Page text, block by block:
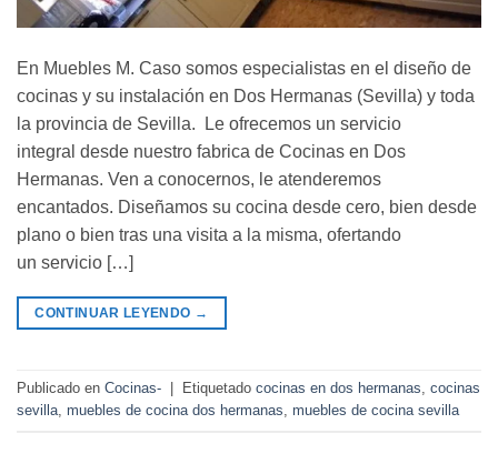
En Muebles M. Caso somos especialistas en el diseño de
cocinas y su instalación en Dos Hermanas (Sevilla) y toda
la provincia de Sevilla. Le ofrecemos un servicio
integral desde nuestro fabrica de Cocinas en Dos
Hermanas. Ven a conocernos, le atenderemos
encantados. Diseñamos su cocina desde cero, bien desde
plano o bien tras una visita a la misma, ofertando
un servicio […]
CONTINUAR LEYENDO →
Publicado en Cocinas- Etiquetado cocinas en dos hermanas, cocinas
sevilla, muebles de cocina dos hermanas, muebles de cocina sevilla